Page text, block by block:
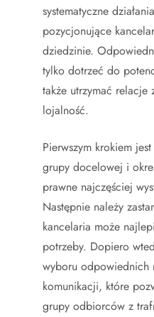
systematyczne
pozycjonujące
dziedzinie.
tylko dotrzeć do
także utrzymać
lojalność.
Pierwszym krokiem
grupy docelowej i
prawne najczęściej
Następnie należy
kancelaria może
potrzeby. Dopiero
wyboru odpowiednich
komunikacji, które
grupy odbiorców z